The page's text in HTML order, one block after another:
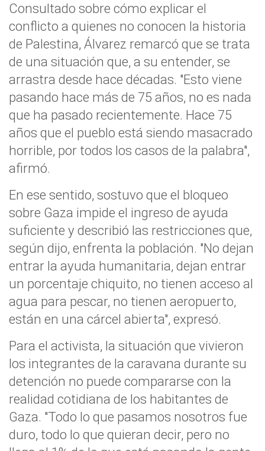
Consultado sobre cómo explicar el
conflicto a quienes no conocen la historia
de Palestina, Álvarez remarcó que se trata
de una situación que, a su entender, se
arrastra desde hace décadas. "Esto viene
pasando hace más de 75 años, no es nada
que ha pasado recientemente. Hace 75
años que el pueblo está siendo masacrado
horrible, por todos los casos de la palabra",
afirmó.
En ese sentido, sostuvo que el bloqueo
sobre Gaza impide el ingreso de ayuda
suficiente y describió las restricciones que,
según dijo, enfrenta la población. "No dejan
entrar la ayuda humanitaria, dejan entrar
un porcentaje chiquito, no tienen acceso al
agua para pescar, no tienen aeropuerto,
están en una cárcel abierta", expresó.
Para el activista, la situación que vivieron
los integrantes de la caravana durante su
detención no puede compararse con la
realidad cotidiana de los habitantes de
Gaza. "Todo lo que pasamos nosotros fue
duro, todo lo que quieran decir, pero no